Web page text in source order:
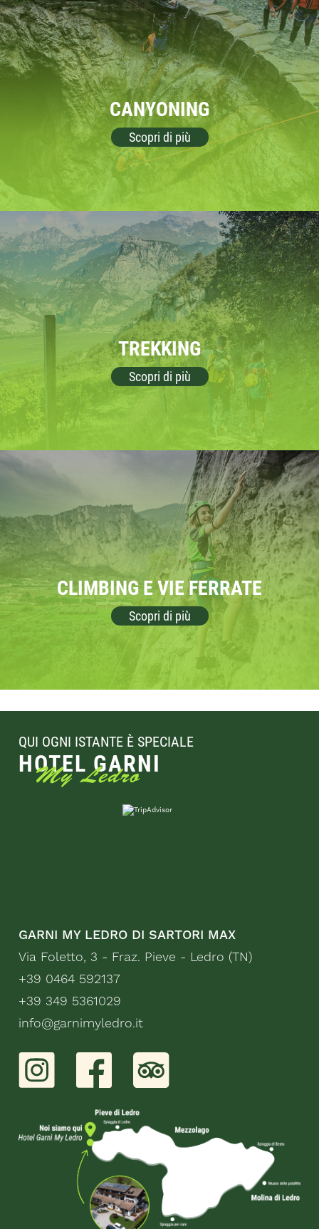
CANYONING
Scopri di più
TREKKING
Scopri di più
CLIMBING E VIE FERRATE
Scopri di più
QUI OGNI ISTANTE È SPECIALE
HOTEL GARNI
My Ledro
GARNI MY LEDRO DI SARTORI MAX
Via Foletto, 3 - Fraz. Pieve - Ledro (TN)
+39 0464 592137
+39 349 5361029
info@garnimyledro.it